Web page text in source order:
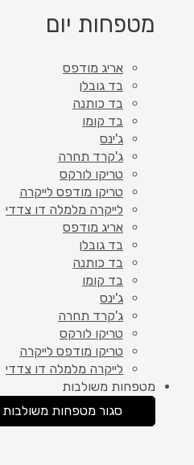
מטפחות יום
אריג מודפס
בד גובלן
בד כותנה
בד קומו
ג'ינס
ג'קרד תחרה
טריקו לורקס
טריקו מודפס לייקרה
לייקרה מלמלה דו צדדי
אריג מודפס
בד גובלן
בד כותנה
בד קומו
ג'ינס
ג'קרד תחרה
טריקו לורקס
טריקו מודפס לייקרה
לייקרה מלמלה דו צדדי
מטפחות משולבות
סגור מטפחות משולבות